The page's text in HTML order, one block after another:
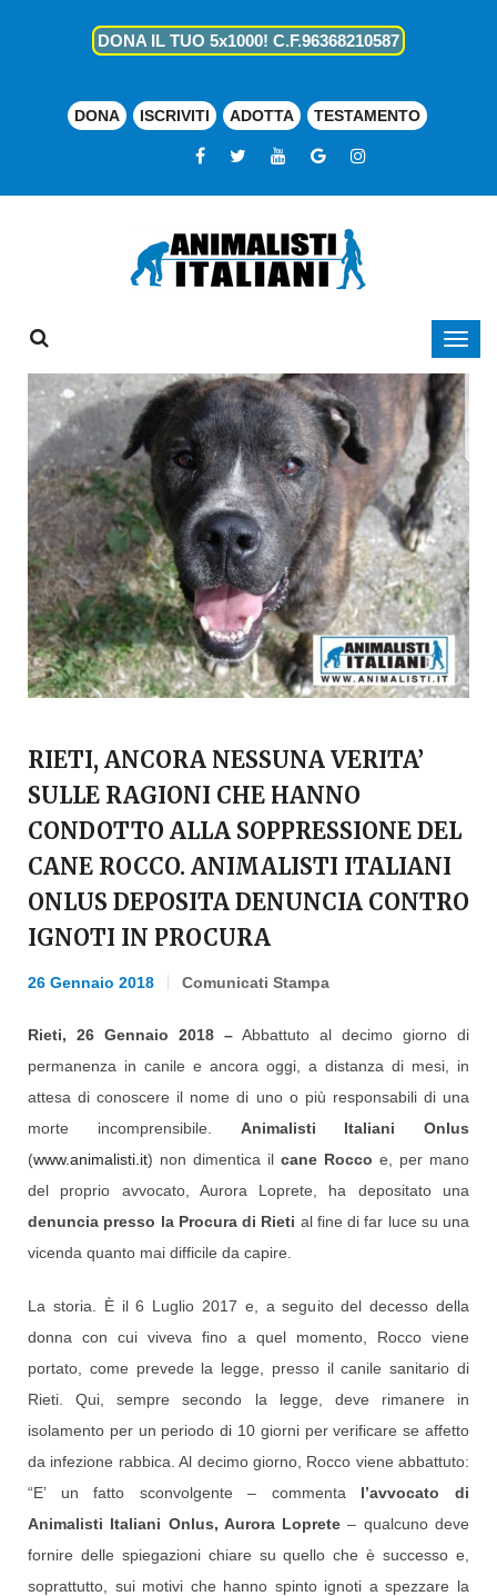
DONA IL TUO 5x1000! C.F.96368210587
DONA ISCRIVITI ADOTTA TESTAMENTO
RIETI, ANCORA NESSUNA VERITA’
SULLE RAGIONI CHE HANNO
CONDOTTO ALLA SOPPRESSIONE DEL
CANE ROCCO. ANIMALISTI ITALIANI
ONLUS DEPOSITA DENUNCIA CONTRO
IGNOTI IN PROCURA
26 Gennaio 2018 Comunicati Stampa
Rieti, 26 Gennaio 2018 –Abbattuto al decimo giorno di
permanenza in canile e ancora oggi, a distanza di mesi, in
attesa di conoscere il nome di uno o più responsabili di una
morte incomprensibile. Animalisti Italiani Onlus
(www.animalisti.it) non dimentica il cane Rocco e, per mano
del proprio avvocato, Aurora Loprete, ha depositato una
denuncia presso la Procura di Rieti al fine di far luce su una
vicenda quanto mai difficile da capire.
La storia. È il 6 Luglio 2017 e, a seguito del decesso della
donna con cui viveva fino a quel momento, Rocco viene
portato, come prevede la legge, presso il canile sanitario di
Rieti. Qui, sempre secondo la legge, deve rimanere in
isolamento per un periodo di 10 giorni per verificare se affetto
da infezione rabbica. Al decimo giorno, Rocco viene abbattuto:
“E’ un fatto sconvolgente – commenta l’avvocato di
Animalisti Italiani Onlus, Aurora Loprete – qualcuno deve
fornire delle spiegazioni chiare su quello che è successo e,
soprattutto, sui motivi che hanno spinto ignoti a spezzare la